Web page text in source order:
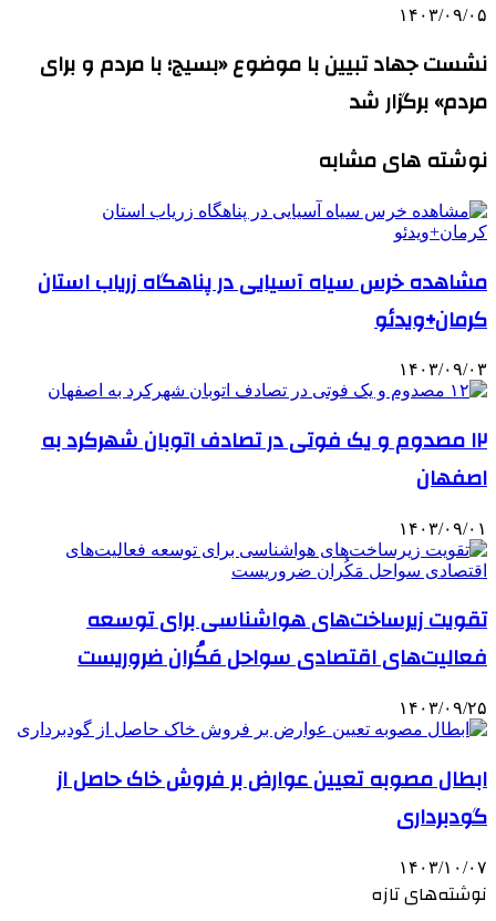
۱۴۰۳/۰۹/۰۵
نشست جهاد تبیین با موضوع «بسیج؛ با مردم و برای
مردم» برگزار شد
نوشته های مشابه
مشاهده خرس سیاه آسیایی در پناهگاه زریاب استان
کرمان+ویدئو
۱۴۰۳/۰۹/۰۳
۱۲ مصدوم و یک فوتی در تصادف اتوبان شهرکرد به
اصفهان
۱۴۰۳/۰۹/۰۱
تقویت زیرساخت‌های هواشناسی برای توسعه
فعالیت‌های اقتصادی سواحل مَکُران ضروریست
۱۴۰۳/۰۹/۲۵
ابطال مصوبه تعیین عوارض بر فروش خاک حاصل از
گودبرداری
۱۴۰۳/۱۰/۰۷
نوشته‌های تازه